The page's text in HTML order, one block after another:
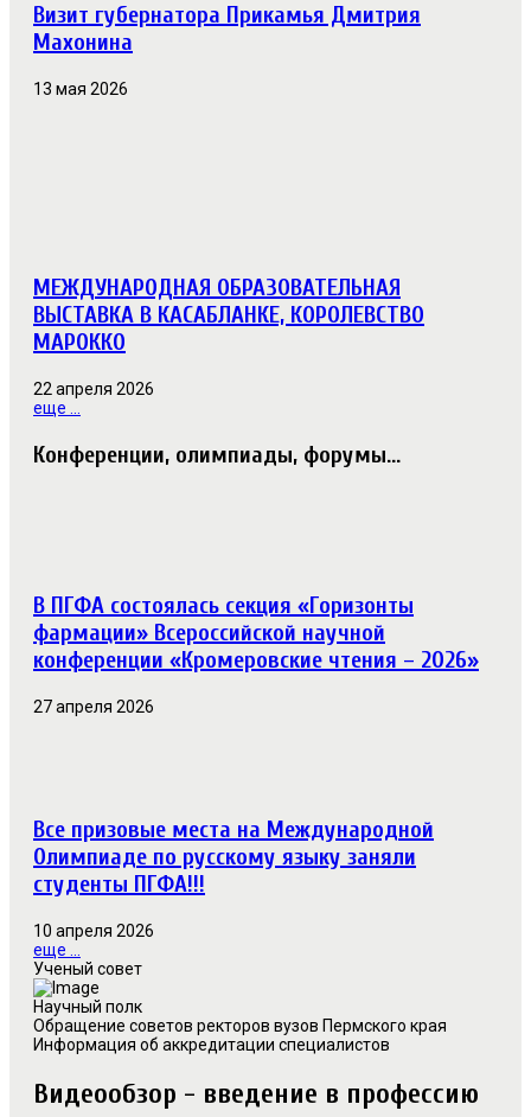
Визит губернатора Прикамья Дмитрия
Махонина
13 мая 2026
МЕЖДУНАРОДНАЯ ОБРАЗОВАТЕЛЬНАЯ
ВЫСТАВКА В КАСАБЛАНКЕ, КОРОЛЕВСТВО
МАРОККО
22 апреля 2026
еще ...
Конференции, олимпиады, форумы...
В ПГФА состоялась секция «Горизонты
фармации» Всероссийской научной
конференции «Кромеровские чтения – 2026»
27 апреля 2026
Все призовые места на Международной
Олимпиаде по русскому языку заняли
студенты ПГФА!!!
10 апреля 2026
еще ...
Ученый совет
Научный полк
Обращение советов ректоров вузов Пермского края
Информация об аккредитации специалистов
Видеообзор - введение в профессию